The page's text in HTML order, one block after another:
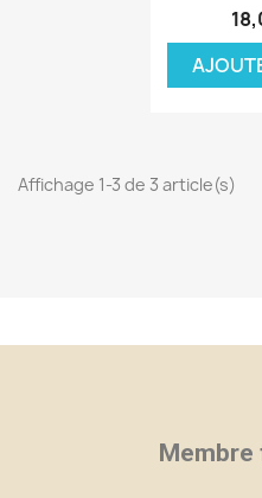
Affichage 1-3 de 3 article(s)